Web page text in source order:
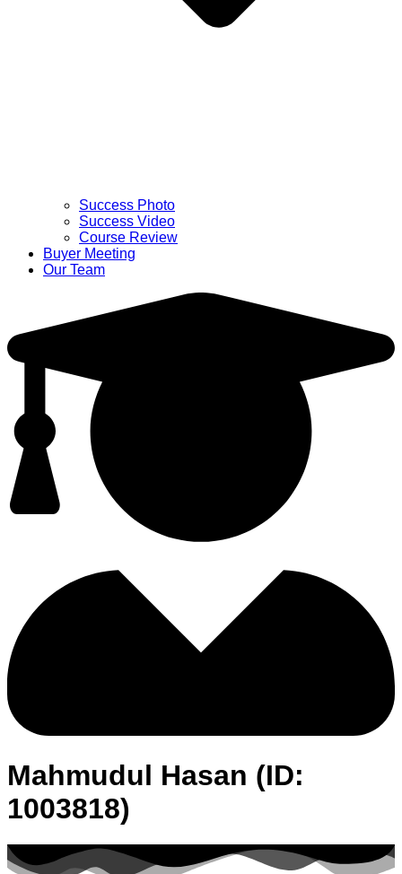
Success Photo
Success Video
Course Review
Buyer Meeting
Our Team
Mahmudul Hasan (ID:
1003818)